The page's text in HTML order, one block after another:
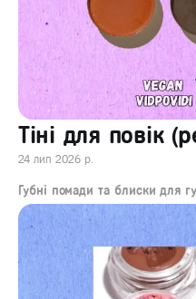
Тіні для повік
24 лип 2026 р.
Губні помади та блиски для